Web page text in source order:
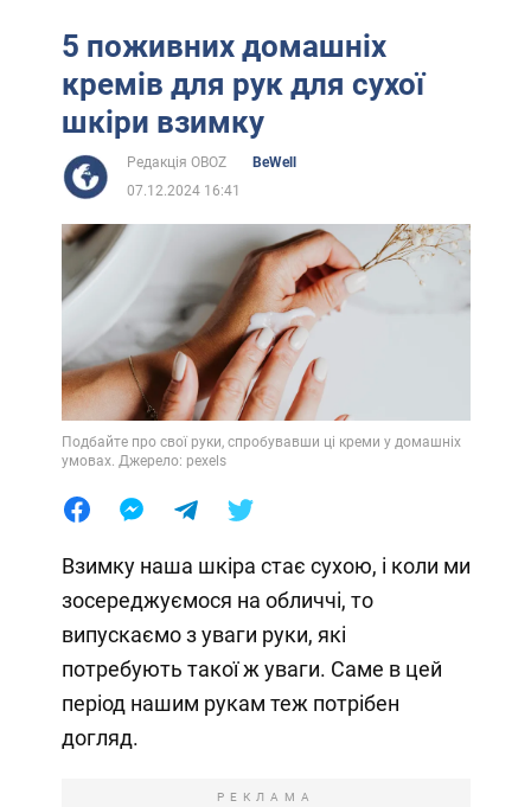
5 поживних домашніх
кремів для рук для сухої
шкіри взимку
Редакція OBOZ
BeWell
07.12.2024 16:41
Подбайте про свої руки, спробувавши ці креми у домашніх
умовах. Джерело: pexels
Взимку наша шкіра стає сухою, і коли ми
зосереджуємося на обличчі, то
випускаємо з уваги руки, які
потребують такої ж уваги. Саме в цей
період нашим рукам теж потрібен
догляд.
РЕКЛАМА